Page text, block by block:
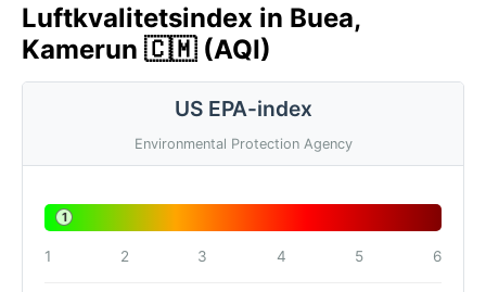
Luftkvalitetsindex in Buea,
Kamerun 🇨🇲 (AQI)
US EPA-index
Environmental Protection Agency
1
1 2 3 4 5 6